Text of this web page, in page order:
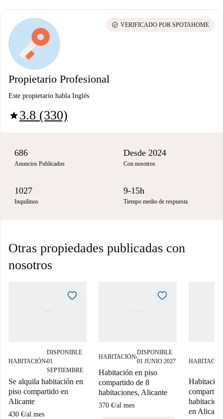
Propietario Profesional
Este propietario habla Inglés
star3.8 (330)
check_circle VERIFICADO POR SPOTAHOME
686
Anuncios Publicados
Desde 2024
Con nosotros
1027
Inquilinos
9-15h
Tiempo medio de respuesta
Otras propiedades publicadas con
nosotros
HABITACIÓN■
DISPONIBLE
01
SEPTIEMBRE
Se alquila habitación en
piso compartido en
Alicante
430 €/al mes
HABITACIÓN■
DISPONIBLE
01 JUNIO 2027
Habitación en piso
compartido de 8
habitaciones, Alicante
370 €/al mes
en